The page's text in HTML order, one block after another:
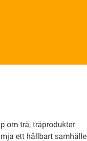
om trä, träprodukter
ett hållbart samhälle